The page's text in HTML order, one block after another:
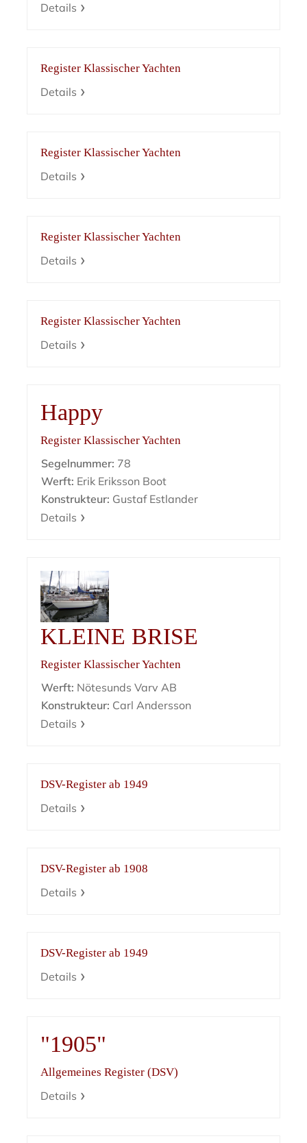
Details
Register Klassischer Yachten
Details
Register Klassischer Yachten
Details
Register Klassischer Yachten
Details
Register Klassischer Yachten
Details
Happy
Register Klassischer Yachten
Segelnummer: 78
Werft: Erik Eriksson Boot
Konstrukteur: Gustaf Estlander
Details
KLEINE BRISE
Register Klassischer Yachten
Werft: Nötesunds Varv AB
Konstrukteur: Carl Andersson
Details
DSV-Register ab 1949
Details
DSV-Register ab 1908
Details
DSV-Register ab 1949
Details
"1905"
Allgemeines Register (DSV)
Details